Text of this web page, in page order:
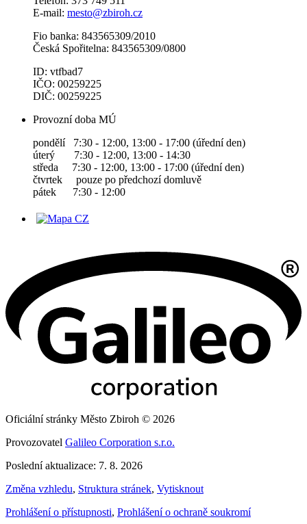
E-mail: mesto@zbiroh.cz
Fio banka: 843565309/2010
Česká Spořitelna: 843565309/0800
ID: vtfbad7
IČO: 00259225
DIČ: 00259225
Provozní doba MÚ
pondělí 7:30 - 12:00, 13:00 - 17:00 (úřední den)
úterý 7:30 - 12:00, 13:00 - 14:30
středa 7:30 - 12:00, 13:00 - 17:00 (úřední den)
čtvrtek pouze po předchozí domluvě
pátek 7:30 - 12:00
Oficiální stránky Město Zbiroh © 2026
Provozovatel Galileo Corporation s.r.o.
Poslední aktualizace: 7. 8. 2026
Změna vzhledu, Struktura stránek, Vytisknout
Prohlášení o přístupnosti, Prohlášení o ochraně soukromí